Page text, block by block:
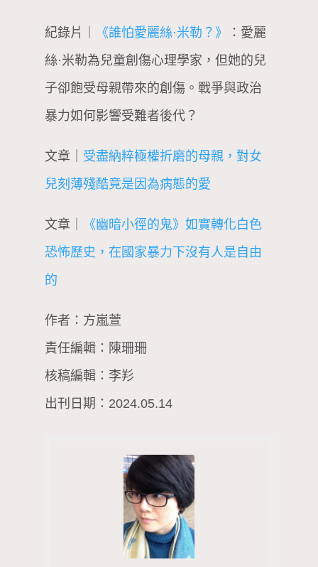
紀錄片｜ 《誰怕愛麗絲·米勒？》
：愛麗
絲·米勒為兒童創傷心理學家，但她的兒
子卻飽受母親帶來的創傷。戰爭與政治
暴力如何影響受難者後代？
文章｜ 受盡納粹極權折磨的母親，對女
兒刻薄殘酷竟是因為病態的愛
文章｜
《幽暗小徑的鬼》如實轉化白色
恐怖歷史，在國家暴力下沒有人是自由
的
作者：方嵐萱
責任編輯：陳珊珊
核稿編輯：李羏
出刊日期：2024.05.14